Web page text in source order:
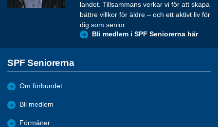
landet. Tillsammans verkar vi för att skapa
bättre villkor för äldre – och ett aktivt liv för
dig som senior.
Bli medlem i SPF Seniorerna här
SPF Seniorerna
Om förbundet
Bli medlem
Förmåner